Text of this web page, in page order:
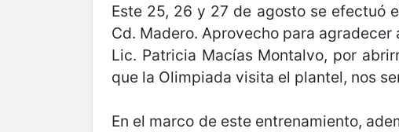
Este 25, 26 y 27 de agosto se efectuó
Cd. Madero. Aprovecho para agradecer
Lic. Patricia Macías Montalvo, por
que la Olimpiada visita el plantel, nos
En el marco de este entrenamiento,